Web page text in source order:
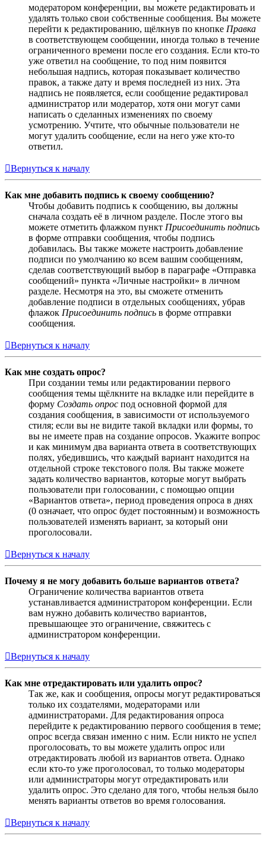
модератором конференции, вы можете редактировать и
удалять только свои собственные сообщения. Вы можете
перейти к редактированию, щёлкнув по кнопке Правка
в соответствующем сообщении, иногда только в течение
ограниченного времени после его создания. Если кто-то
уже ответил на сообщение, то под ним появится
небольшая надпись, которая показывает количество
правок, а также дату и время последней из них. Эта
надпись не появляется, если сообщение редактировал
администратор или модератор, хотя они могут сами
написать о сделанных изменениях по своему
усмотрению. Учтите, что обычные пользователи не
могут удалить сообщение, если на него уже кто-то
ответил.
Вернуться к началу
Как мне добавить подпись к своему сообщению?
Чтобы добавить подпись к сообщению, вы должны
сначала создать её в личном разделе. После этого вы
можете отметить флажком пункт Присоединить подпись
в форме отправки сообщения, чтобы подпись
добавилась. Вы также можете настроить добавление
подписи по умолчанию ко всем вашим сообщениям,
сделав соответствующий выбор в параграфе «Отправка
сообщений» пункта «Личные настройки» в личном
разделе. Несмотря на это, вы сможете отменить
добавление подписи в отдельных сообщениях, убрав
флажок Присоединить подпись в форме отправки
сообщения.
Вернуться к началу
Как мне создать опрос?
При создании темы или редактировании первого
сообщения темы щёлкните на вкладке или перейдите в
форму Создать опрос под основной формой для
создания сообщения, в зависимости от используемого
стиля; если вы не видите такой вкладки или формы, то
вы не имеете прав на создание опросов. Укажите вопрос
и как минимум два варианта ответа в соответствующих
полях, убедившись, что каждый вариант находится на
отдельной строке текстового поля. Вы также можете
задать количество вариантов, которые могут выбрать
пользователи при голосовании, с помощью опции
«Вариантов ответа», период проведения опроса в днях
(0 означает, что опрос будет постоянным) и возможность
пользователей изменять вариант, за который они
проголосовали.
Вернуться к началу
Почему я не могу добавить больше вариантов ответа?
Ограничение количества вариантов ответа
устанавливается администратором конференции. Если
вам нужно добавить количество вариантов,
превышающее это ограничение, свяжитесь с
администратором конференции.
Вернуться к началу
Как мне отредактировать или удалить опрос?
Так же, как и сообщения, опросы могут редактироваться
только их создателями, модераторами или
администраторами. Для редактирования опроса
перейдите к редактированию первого сообщения в теме;
опрос всегда связан именно с ним. Если никто не успел
проголосовать, то вы можете удалить опрос или
отредактировать любой из вариантов ответа. Однако
если кто-то уже проголосовал, то только модераторы
или администраторы могут отредактировать или
удалить опрос. Это сделано для того, чтобы нельзя было
менять варианты ответов во время голосования.
Вернуться к началу